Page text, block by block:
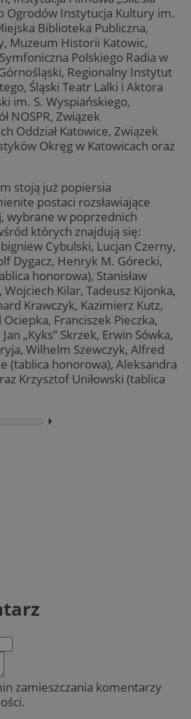
Ogrodów Instytucja Kultury im.
Biblioteka Publiczna,
Muzeum Historii Katowic,
Polskiego Radia w
Regionalny Instytut
Śląski Teatr Lalki i Aktora
im. S. Wyspiańskiego,
NOSPR, Związek
Oddział Katowice, Związek
Okręg w Katowicach oraz
stoją już popiersia
postaci rozsławiające
wybrane w poprzednich
których znajdują się:
Cybulski, Lucjan Czerny,
Dygacz, Henryk M. Górecki,
honorowa), Stanisław
Kilar, Tadeusz Kijonka,
Krawczyk, Kazimierz Kutz,
Ociepka, Franciszek Pieczka,
„Kyks” Skrzek, Erwin Sówka,
Wilhelm Szewczyk, Alfred
(tablica honorowa), Aleksandra
Krzysztof Uniłowski (tablica
⏵︎
zamieszczania komentarzy